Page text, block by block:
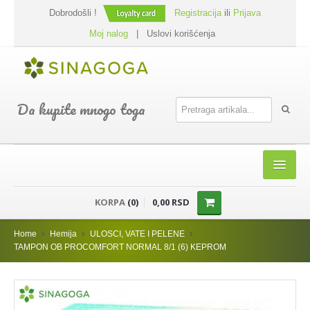
Dobrodošli ! Registracijaili Prijava
Moj nalog
Uslovi korišćenja
Da kupite mnogo toga
SHOP
PREHRANA
DODACI JELIMA
KORPA (0) 0,00 RSD
Home Hemija
ULOSCI, VATE I PELENE
TAMPON OB PROCOMFORT NORMAL 8/1 (6) KEPROM